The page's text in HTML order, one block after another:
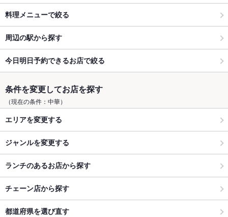
料理メニューで絞る
周辺の駅から探す
今日明日予約できるお店で絞る
条件を変更してお店を探す
（現在の条件：中華）
エリアを変更する
ジャンルを変更する
ランチのあるお店から探す
チェーン店から探す
都道府県を選び直す